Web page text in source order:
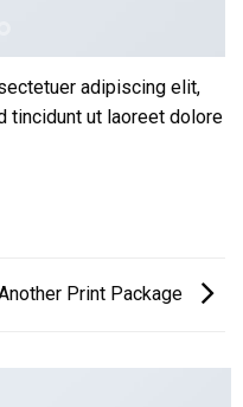
adipiscing elit,
tincidunt ut laoreet dolore
Print Package